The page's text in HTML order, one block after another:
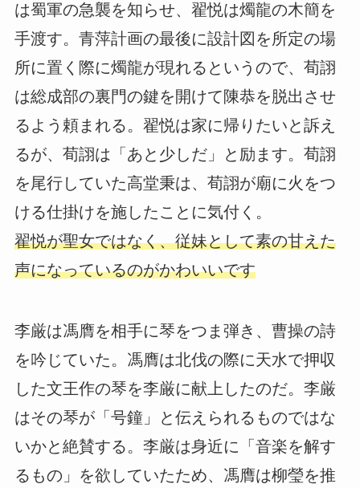
は蜀軍の急襲を知らせ、翟悦は燭龍の木簡を
手渡す。青萍計画の最後に設計図を所定の場
所に置く際に燭龍が現れるというので、荀詡
は総成部の裏門の鍵を開けて陳恭を脱出させ
るよう頼まれる。翟悦は家に帰りたいと訴え
るが、荀詡は「あと少しだ」と励ます。荀詡
を尾行していた高堂秉は、荀詡が廟に火をつ
ける仕掛けを施したことに気付く。
翟悦が聖女ではなく、従妹として素の甘えた
声になっているのがかわいいです
李厳は馮膺を相手に琴をつま弾き、曹操の詩
を吟じていた。馮膺は北伐の際に天水で押収
した文王作の琴を李厳に献上したのだ。李厳
はその琴が「号鐘」と伝えられるものではな
いかと絶賛する。李厳は身近に「音楽を解す
るもの」を欲していたため、馮膺は柳瑩を推